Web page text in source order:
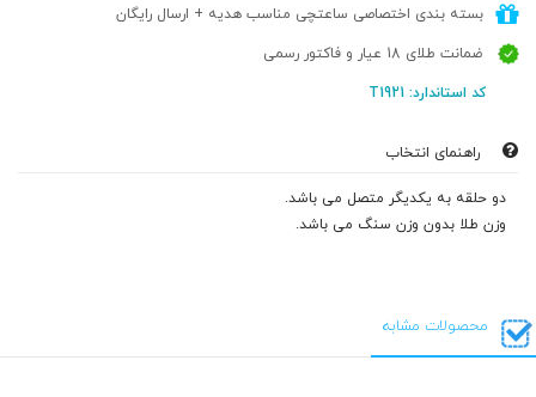
بسته بندی اختصاصی ساعتچی مناسب هدیه + ارسال رایگان
ضمانت طلای 18 عیار و فاکتور رسمی
کد استاندارد: T1921
راهنمای انتخاب
دو حلقه به یکدیگر متصل می باشد.
وزن طلا بدون وزن سنگ می باشد.
محصولات مشابه